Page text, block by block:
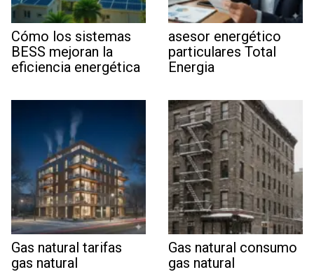
Cómo los sistemas
BESS mejoran la
eficiencia energética
asesor energético
particulares Total
Energia
Gas natural tarifas
gas natural
Gas natural consumo
gas natural